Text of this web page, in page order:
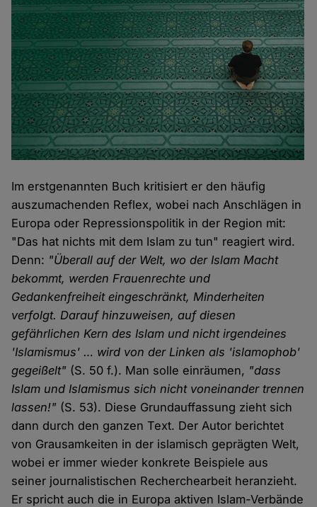
Im erstgenannten Buch kritisiert er den häufig
auszumachenden Reflex, wobei nach Anschlägen in
Europa oder Repressionspolitik in der Region mit:
"Das hat nichts mit dem Islam zu tun" reagiert wird.
Denn: "Überall auf der Welt, wo der Islam Macht
bekommt, werden Frauenrechte und
Gedankenfreiheit eingeschränkt, Minderheiten
verfolgt. Darauf hinzuweisen, auf diesen
gefährlichen Kern des Islam und nicht irgendeines
'Islamismus' … wird von der Linken als 'islamophob'
gegeißelt" (S. 50 f.). Man solle einräumen, "dass
Islam und Islamismus sich nicht voneinander trennen
lassen!" (S. 53). Diese Grundauffassung zieht sich
dann durch den ganzen Text. Der Autor berichtet
von Grausamkeiten in der islamisch geprägten Welt,
wobei er immer wieder konkrete Beispiele aus
seiner journalistischen Recherchearbeit heranzieht.
Er spricht auch die in Europa aktiven Islam-Verbände